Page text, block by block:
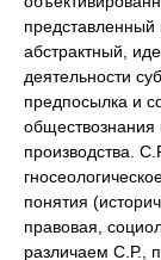
представленный
абстрактный,
деятельности
предпосылка и
производства.
понятия
правовая,
различаем С.Р.,